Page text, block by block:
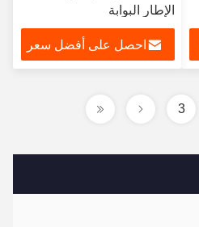
الإطار البوابة
احصل على أفضل سعر
3